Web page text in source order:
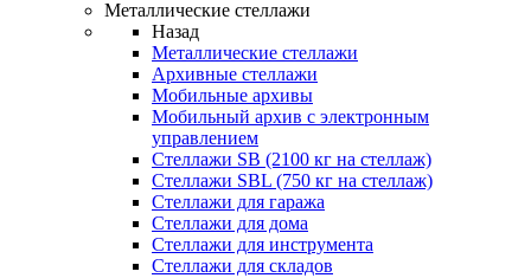
Металлические стеллажи
Назад
Металлические стеллажи
Архивные стеллажи
Мобильные архивы
Мобильный архив с электронным
управлением
Стеллажи SB (2100 кг на стеллаж)
Стеллажи SBL (750 кг на стеллаж)
Стеллажи для гаража
Стеллажи для дома
Стеллажи для инструмента
Стеллажи для складов